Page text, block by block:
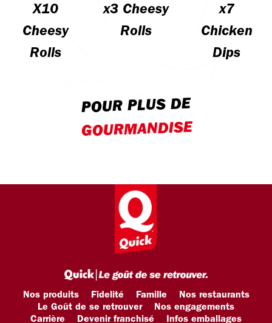
X10
Cheesy
Rolls
x3 Cheesy
Rolls
x7
Chicken
Dips
POUR PLUS DE
GOURMANDISE
Nos produits Fidelité Famille
Nos restaurants
Le Goût de se retrouver
Nos engagements
Carrière
Devenir franchisé Infos emballages